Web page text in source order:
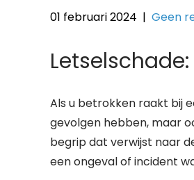
01 februari 2024 | Geen
Als u betrokken raakt bij
gevolgen hebben, maar
begrip dat verwijst naar
een ongeval of incident